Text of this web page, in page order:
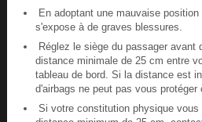
En adoptant une mauvaise
s'expose à de graves blessures.
Réglez le siège du passager avant
distance minimale de 25 cm entre
tableau de bord. Si la distance est
d'airbags ne peut pas vous protéger
Si votre constitution physique vous